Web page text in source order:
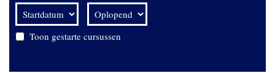
Toon gestarte cursussen